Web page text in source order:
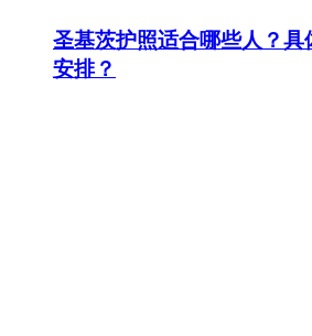
圣基茨护照适合哪些人？具
安排？